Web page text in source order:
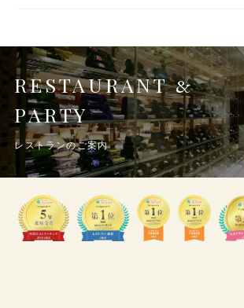
RESTAURANT&
PARTY
レストランのご案内